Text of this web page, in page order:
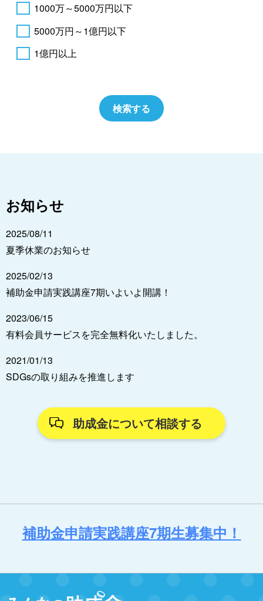
1000万～5000万円以下
5000万円～1億円以下
1億円以上
お知らせ
2025/08/11
夏季休業のお知らせ
2025/02/13
補助金申請実践講座7期いよいよ開講！
2023/06/15
有料会員サービスを完全無料化いたしました。
2021/01/13
SDGsの取り組みを推進します
助成金について相談する
補助金申請実践講座7期生募集中！